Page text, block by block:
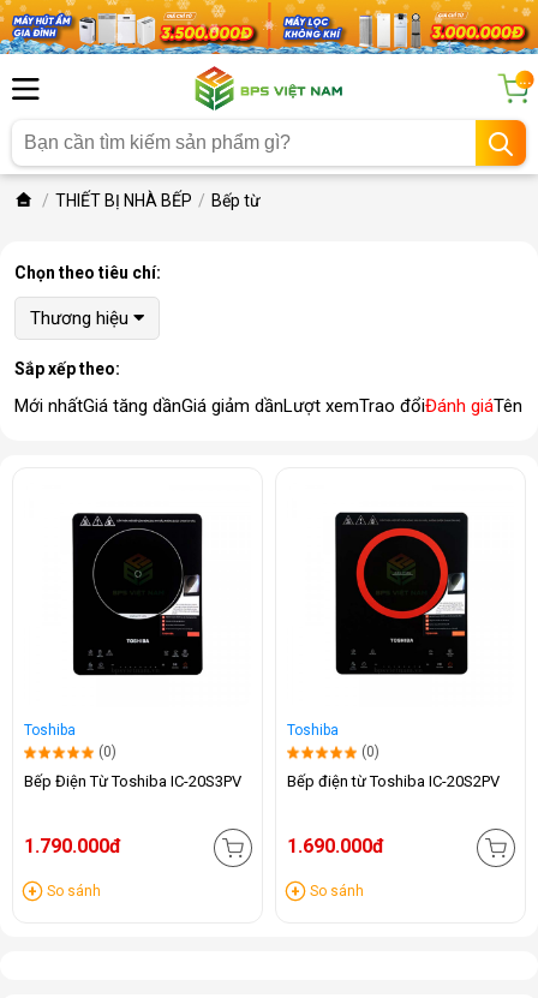
...
THIẾT BỊ NHÀ BẾP Bếp từ
Chọn theo tiêu chí:
Thương hiệu
Sắp xếp theo:
Mới nhấtGiá tăng dầnGiá giảm dầnLượt xemTrao đổiĐánh giáTên
Toshiba
(0)
Bếp Điện Từ Toshiba IC-20S3PV
1.790.000đ
So sánh
Toshiba
(0)
Bếp điện từ Toshiba IC-20S2PV
1.690.000đ
So sánh